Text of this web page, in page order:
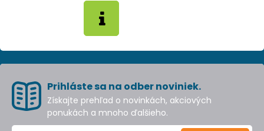
Prihláste sa na odber noviniek.
Získajte prehľad o novinkách, akciových
ponukách a mnoho ďalšieho.